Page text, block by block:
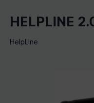
HELPLINE
HelpLine